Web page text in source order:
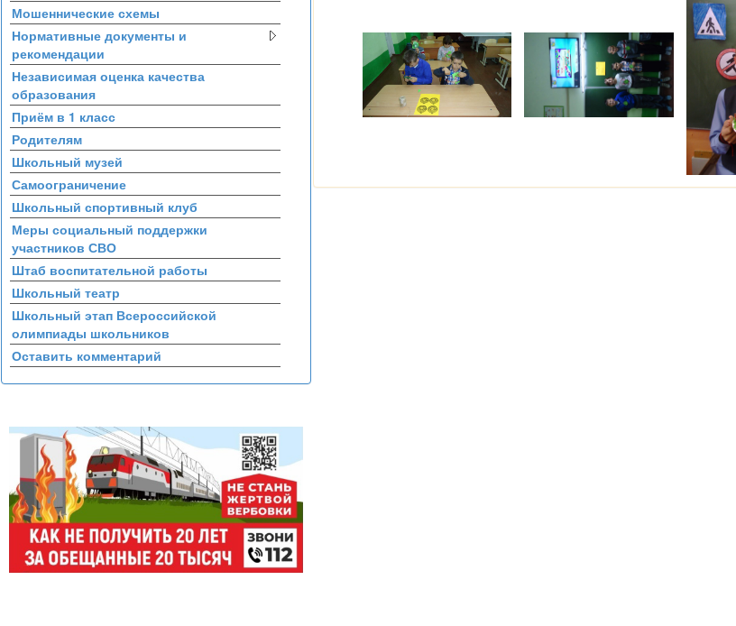
Мошеннические схемы
Нормативные документы и
рекомендации
Независимая оценка качества
образования
Приём в 1 класс
Родителям
Школьный музей
Самоограничение
Школьный спортивный клуб
Меры социальный поддержки
участников СВО
Штаб воспитательной работы
Школьный театр
Школьный этап Всероссийской
олимпиады школьников
Оставить комментарий